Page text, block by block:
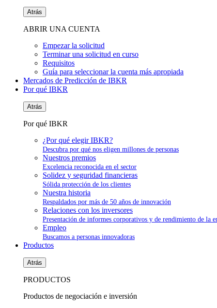
Atrás
ABRIR UNA CUENTA
Empezar la solicitud
Terminar una solicitud en curso
Requisitos
Guía para seleccionar la cuenta más apropiada
Mercados de Predicción de IBKR
Por qué IBKR
Atrás
Por qué IBKR
¿Por qué elegir IBKR?
Descubra por qué nos eligen millones de personas
Nuestros premios
Excelencia reconocida en el sector
Solidez y seguridad financieras
Sólida protección de los clientes
Nuestra historia
Respaldados por más de 50 años de innovación
Relaciones con los inversores
Presentación de informes corporativos y de rendimiento de la
Empleo
Buscamos a personas innovadoras
Productos
Atrás
PRODUCTOS
Productos de negociación e inversión